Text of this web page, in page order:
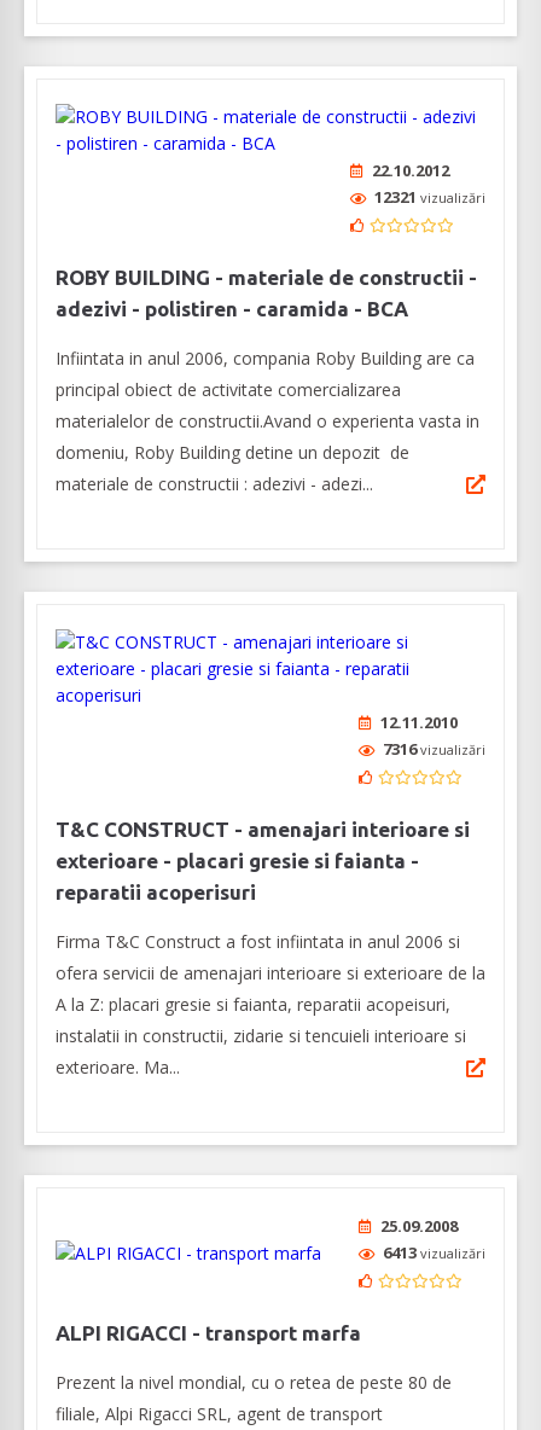
22.10.2012
12321 vizualizări
ROBY BUILDING - materiale de constructii -
adezivi - polistiren - caramida - BCA
Infiintata in anul 2006, compania Roby Building are ca
principal obiect de activitate comercializarea
materialelor de constructii.Avand o experienta vasta in
domeniu, Roby Building detine un depozit de
materiale de constructii : adezivi - adezi...
12.11.2010
7316vizualizări
T&C CONSTRUCT - amenajari interioare si
exterioare - placari gresie si faianta -
reparatii acoperisuri
Firma T&C Construct a fost infiintata in anul 2006 si
ofera servicii de amenajari interioare si exterioare de la
A la Z: placari gresie si faianta, reparatii acopeisuri,
instalatii in constructii, zidarie si tencuieli interioare si
exterioare. Ma...
25.09.2008
6413 vizualizări
ALPI RIGACCI - transport marfa
Prezent la nivel mondial, cu o retea de peste 80 de
filiale, Alpi Rigacci SRL, agent de transport